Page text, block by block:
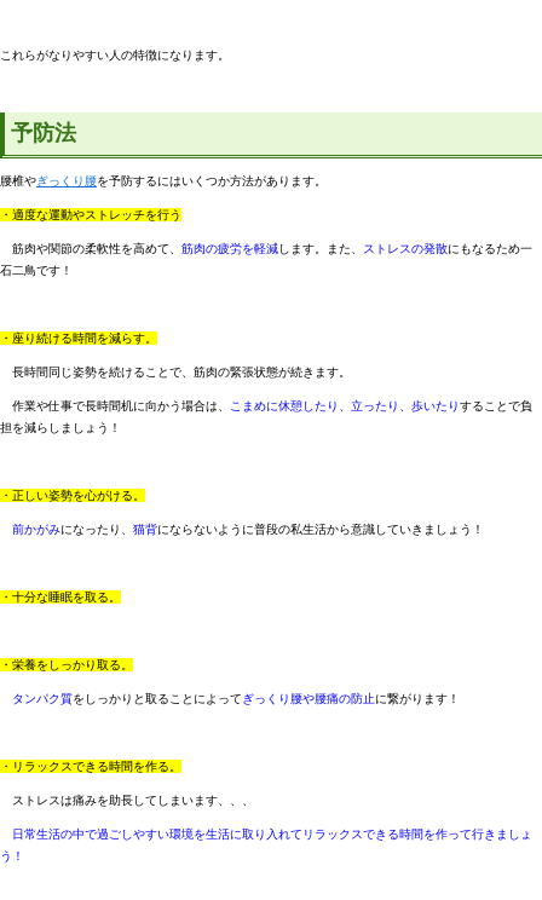
これらがなりやすい人の特徴になります。
予防法
腰椎やぎっくり腰を予防するにはいくつか方法があります。
・適度な運動やストレッチを行う
筋肉や関節の柔軟性を高めて、 筋肉の疲労を軽減します。また、 ストレスの発散にもなるため一
石二鳥です！
・座り続ける時間を減らす。
長時間同じ姿勢を続けることで、筋肉の緊張状態が続きます。
作業や仕事で長時間机に向かう場合は、 こまめに休憩したり、立ったり、歩いたりすることで負
担を減らしましょう！
・正しい姿勢を心がける。
前かがみになったり、 猫背にならないように普段の私生活から意識していきましょう！
・十分な睡眠を取る。
・栄養をしっかり取る。
タンパク質をしっかりと取ることによって ぎっくり腰や腰痛の防止に繋がります！
・リラックスできる時間を作る。
ストレスは痛みを助長してしまいます、、、
日常生活の中で過ごしやすい環境を生活に取り入れてリラックスできる時間を作って行きましょ
う！